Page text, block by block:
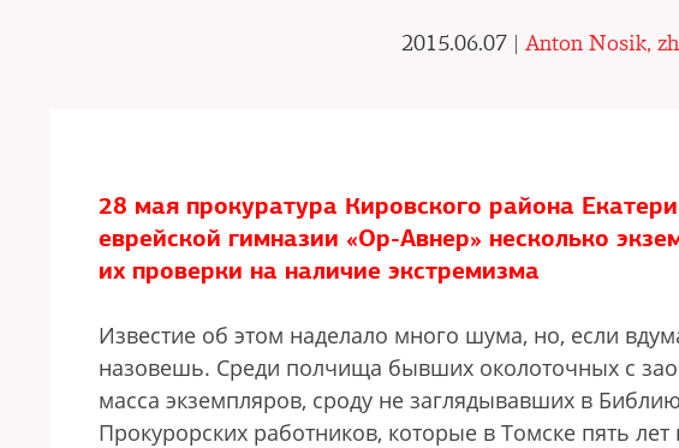
2015.06.07 | Anton Nosik,
28 мая прокуратура Кировского района
еврейской гимназии «Ор-Авнер» несколько
их проверки на наличие экстремизма
Известие об этом наделало много шума, но, если
назовешь. Среди полчища бывших околоточных с
масса экземпляров, сроду не заглядывавших в
Прокурорских работников, которые в Томске пять